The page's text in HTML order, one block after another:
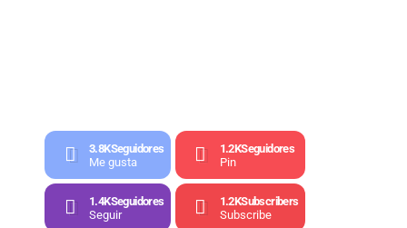
3.8KSeguidores
Me gusta
1.2KSeguidores
Pin
1.4KSeguidores
Seguir
1.2KSubscribers
Subscribe